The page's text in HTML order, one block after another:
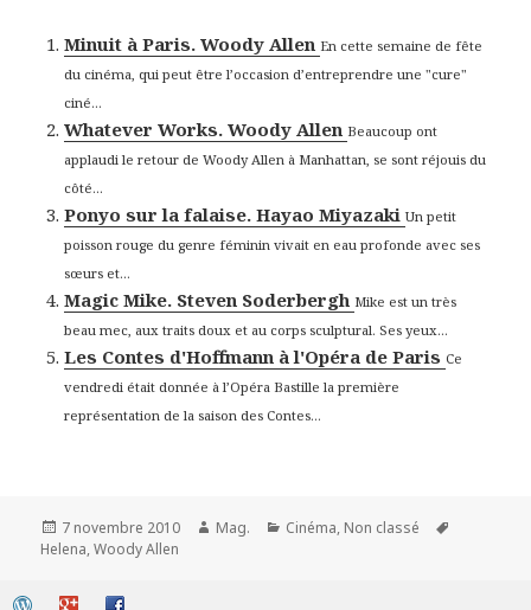
Minuit à Paris. Woody Allen En cette semaine de fête
du cinéma, qui peut être l’occasion d’entreprendre une "cure"
ciné...
Whatever Works. Woody Allen Beaucoup ont
applaudi le retour de Woody Allen à Manhattan, se sont réjouis du
côté...
Ponyo sur la falaise. Hayao MiyazakiUn petit
poisson rouge du genre féminin vivait en eau profonde avec ses
sœurs et...
Magic Mike. Steven Soderbergh Mike est un très
beau mec, aux traits doux et au corps sculptural. Ses yeux...
Les Contes d'Hoffmann à l'Opéra de Paris Ce
vendredi était donnée à l’Opéra Bastille la première
représentation de la saison des Contes...
Publié
le
7 novembre 2010 Auteur
Mag. Catégories
Cinéma, Non classé
Helena,Woody Allen